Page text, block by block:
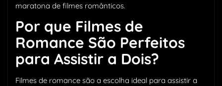
maratona de filmes românticos.
Por que Filmes de
Romance São Perfeitos
para Assistir a Dois?
Filmes de romance são a escolha ideal para assistir a